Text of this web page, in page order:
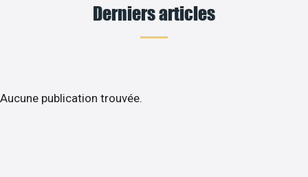
Derniers articles
Aucune publication trouvée.